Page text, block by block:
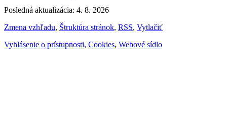
Posledná aktualizácia: 4. 8. 2026
Zmena vzhľadu, Štruktúra stránok, RSS, Vytlačiť
Vyhlásenie o prístupnosti, Cookies, Webové sídlo